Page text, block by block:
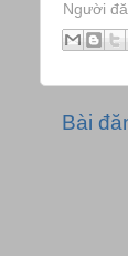
Người
Bài